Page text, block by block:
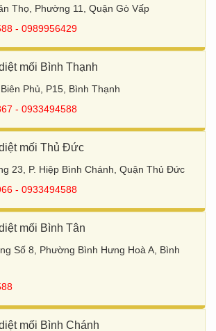
Thọ, Phường 11, Quận Gò Vấp
- 0989956429
mối Bình Thạnh
Phủ, P15, Bình Thạnh
- 0933494588
mối Thủ Đức
23, P. Hiệp Bình Chánh, Quận Thủ Đức
- 0933494588
mối Bình Tân
Số 8, Phường Bình Hưng Hoà A, Bình
mối Bình Chánh